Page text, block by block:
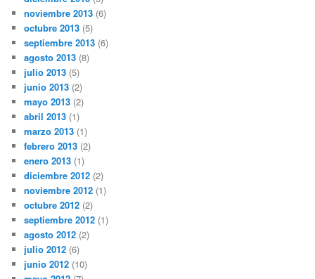
noviembre 2013 (6)
octubre 2013 (5)
septiembre 2013 (6)
agosto 2013 (8)
julio 2013 (5)
junio 2013 (2)
mayo 2013 (2)
abril 2013 (1)
marzo 2013 (1)
febrero 2013 (2)
enero 2013 (1)
diciembre 2012 (2)
noviembre 2012 (1)
octubre 2012 (2)
septiembre 2012 (1)
agosto 2012 (2)
julio 2012 (6)
junio 2012 (10)